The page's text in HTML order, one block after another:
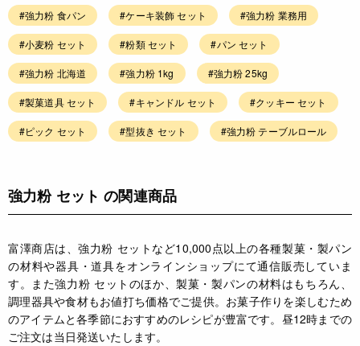
#強力粉 食パン #ケーキ装飾 セット #強力粉 業務用
#小麦粉 セット #粉類 セット #パン セット
#強力粉 北海道 #強力粉 1kg #強力粉 25kg
#製菓道具 セット #キャンドル セット #クッキー セット
#ピック セット #型抜き セット #強力粉 テーブルロール
強力粉 セット の関連商品
富澤商店は、強力粉 セットなど10,000点以上の各種製菓・製パン
の材料や器具・道具をオンラインショップにて通信販売していま
す。また強力粉 セットのほか、製菓・製パンの材料はもちろん、
調理器具や食材もお値打ち価格でご提供。お菓子作りを楽しむため
のアイテムと各季節におすすめのレシピが豊富です。昼12時までの
ご注文は当日発送いたします。